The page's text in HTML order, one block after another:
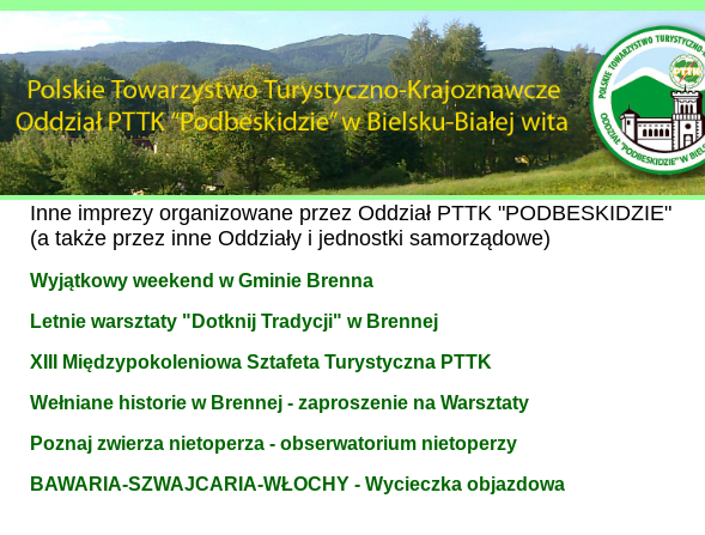
Inne imprezy organizowane przez Oddział PTTK "PODBESKIDZIE"
(a także przez inne Oddziały i jednostki samorządowe)
Wyjątkowy weekend w Gminie Brenna
Letnie warsztaty "Dotknij Tradycji" w Brennej
XIII Międzypokoleniowa Sztafeta Turystyczna PTTK
Wełniane historie w Brennej - zaproszenie na Warsztaty
Poznaj zwierza nietoperza - obserwatorium nietoperzy
BAWARIA-SZWAJCARIA-WŁOCHY - Wycieczka objazdowa